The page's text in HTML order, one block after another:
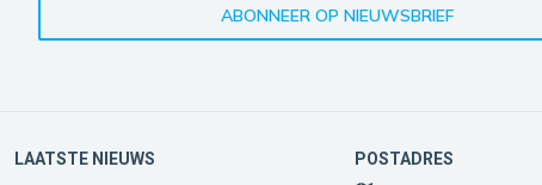
LAATSTE NIEUWS POSTADRES